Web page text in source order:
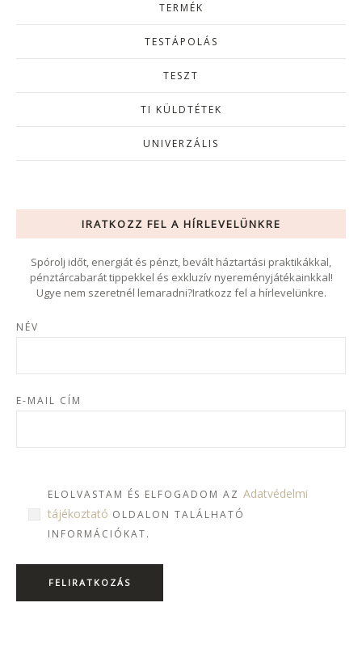
TERMÉK
TESTÁPOLÁS
TESZT
TI KÜLDTÉTEK
UNIVERZÁLIS
IRATKOZZ FEL A HÍRLEVELÜNKRE
Spórolj időt, energiát és pénzt, bevált háztartási praktikákkal,
pénztárcabarát tippekkel és exkluzív nyereményjátékainkkal!
Ugye nem szeretnél lemaradni?Iratkozz fel a hírlevelünkre.
NÉV
E-MAIL CÍM
ELOLVASTAM ÉS ELFOGADOM AZ Adatvédelmi
tájékoztató OLDALON TALÁLHATÓ
INFORMÁCIÓKAT.